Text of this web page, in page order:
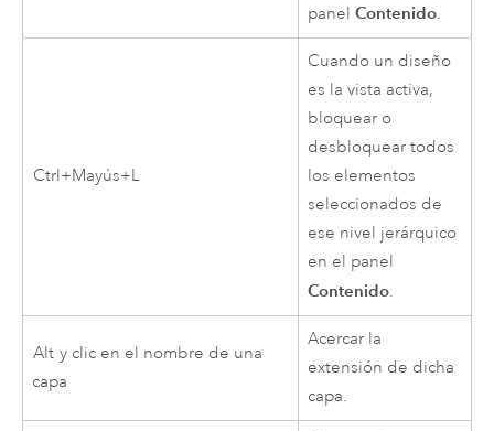
panelContenido.
Ctrl+Mayús+L
Cuando un diseño
es la vista activa,
bloquear o
desbloquear todos
los elementos
seleccionados de
ese nivel jerárquico
en el panel
Contenido.
Alt y clic en el nombre de una
capa
Acercar la
extensión de dicha
capa.